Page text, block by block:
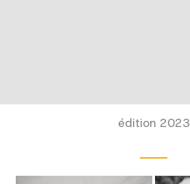
édition 2023